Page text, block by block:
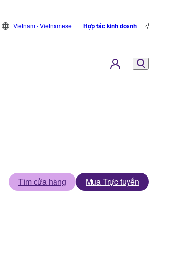
Vietnam - Vietnamese Hợp tác kinh doanh
Tìm cửa hàng Mua Trực tuyến